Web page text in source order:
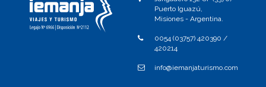
Puerto Iguazú,
Misiones - Argentina.
0054 (03757) 420390 /
420214
info@iemanjaturismo.com